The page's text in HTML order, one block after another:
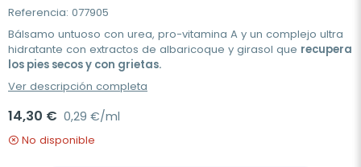
Referencia: 077905
Bálsamo untuoso con urea, pro-vitamina A y un complejo ultra
hidratante con extractos de albaricoque y girasol que recupera
los pies secos y con grietas.
Ver descripción completa
14,30 € 0,29 €/ml
No disponible